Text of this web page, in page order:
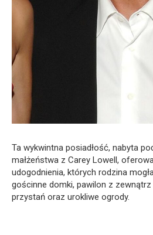
Ta wykwintna posiadłość, nabyta
małżeństwa z Carey Lowell,
udogodnienia, których rodzina
gościnne domki, pawilon z
przystań oraz urokliwe ogrody.